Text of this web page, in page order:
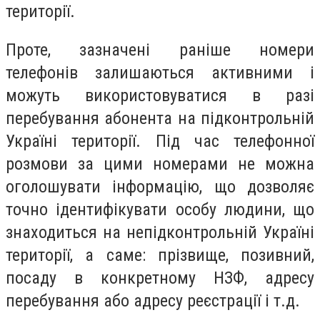
території.
Проте, зазначені раніше номери
телефонів залишаються активними і
можуть використовуватися в разі
перебування абонента на підконтрольній
Україні території. Під час телефонної
розмови за цими номерами не можна
оголошувати інформацію, що дозволяє
точно ідентифікувати особу людини, що
знаходиться на непідконтрольній Україні
території, а саме: прізвище, позивний,
посаду в конкретному НЗФ, адресу
перебування або адресу реєстрації і т.д.